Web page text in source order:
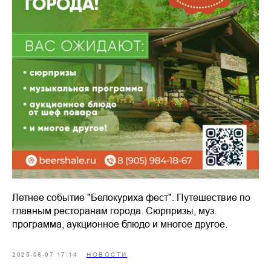
Летнее событие "Белокуриха фест". Путешествие по
главным ресторанам города. Сюрпризы, муз.
программа, аукционное блюдо и многое другое.
2025-08-07 17:14 НОВОСТИ